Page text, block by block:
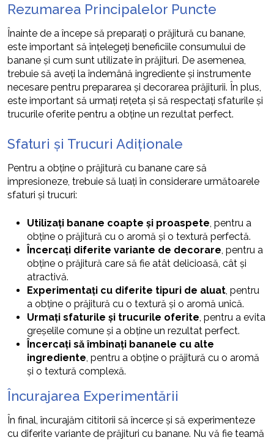
Rezumarea Principalelor Puncte
Înainte de a începe să preparați o prăjitură cu banane,
este important să înțelegeți beneficiile consumului de
banane și cum sunt utilizate în prăjituri. De asemenea,
trebuie să aveți la îndemână ingrediente și instrumente
necesare pentru prepararea și decorarea prăjiturii. În plus,
este important să urmați rețeta și să respectați sfaturile și
trucurile oferite pentru a obține un rezultat perfect.
Sfaturi și Trucuri Adiționale
Pentru a obține o prăjitură cu banane care să
impresioneze, trebuie să luați în considerare următoarele
sfaturi și trucuri:
Utilizați banane coapte și proaspete , pentru a
obține o prăjitură cu o aromă și o textură perfectă.
Încercați diferite variante de decorare , pentru a
obține o prăjitură care să fie atât delicioasă, cât și
atractivă.
Experimentați cu diferite tipuri de aluat , pentru
a obține o prăjitură cu o textură și o aromă unică.
Urmați sfaturile și trucurile oferite , pentru a evita
greșelile comune și a obține un rezultat perfect.
Încercați să îmbinați bananele cu alte
ingrediente , pentru a obține o prăjitură cu o aromă
și o textură complexă.
Încurajarea Experimentării
În final, încurajăm cititorii să încerce și să experimenteze
cu diferite variante de prăjituri cu banane. Nu vă fie teamă